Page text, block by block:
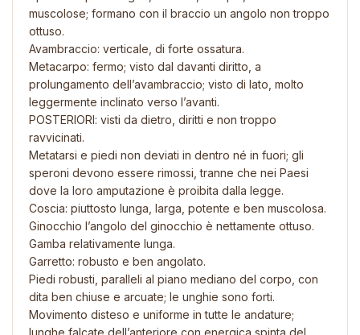
muscolose; formano con il braccio un angolo non troppo
ottuso.
Avambraccio: verticale, di forte ossatura.
Metacarpo: fermo; visto dal davanti diritto, a
prolungamento dell’avambraccio; visto di lato, molto
leggermente inclinato verso l’avanti.
POSTERIORI: visti da dietro, diritti e non troppo
ravvicinati.
Metatarsi e piedi non deviati in dentro né in fuori; gli
speroni devono essere rimossi, tranne che nei Paesi
dove la loro amputazione è proibita dalla legge.
Coscia: piuttosto lunga, larga, potente e ben muscolosa.
Ginocchio l’angolo del ginocchio è nettamente ottuso.
Gamba relativamente lunga.
Garretto: robusto e ben angolato.
Piedi robusti, paralleli al piano mediano del corpo, con
dita ben chiuse e arcuate; le unghie sono forti.
Movimento disteso e uniforme in tutte le andature;
lunghe falcate dell’anteriore con energica spinta del